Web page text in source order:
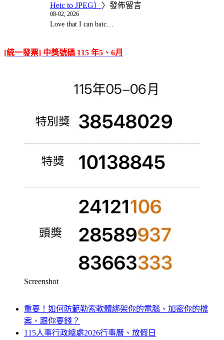
Heic to JPEG） 〉發佈留言
08-02, 2026
Love that I can batc…
[統一發票] 中獎號碼 115 年5、6月
Screenshot
重要！如何防範勒索軟體綁架你的電腦、加密你的檔
案、跟你要錢？
115人事行政總處2026行事曆、放假日